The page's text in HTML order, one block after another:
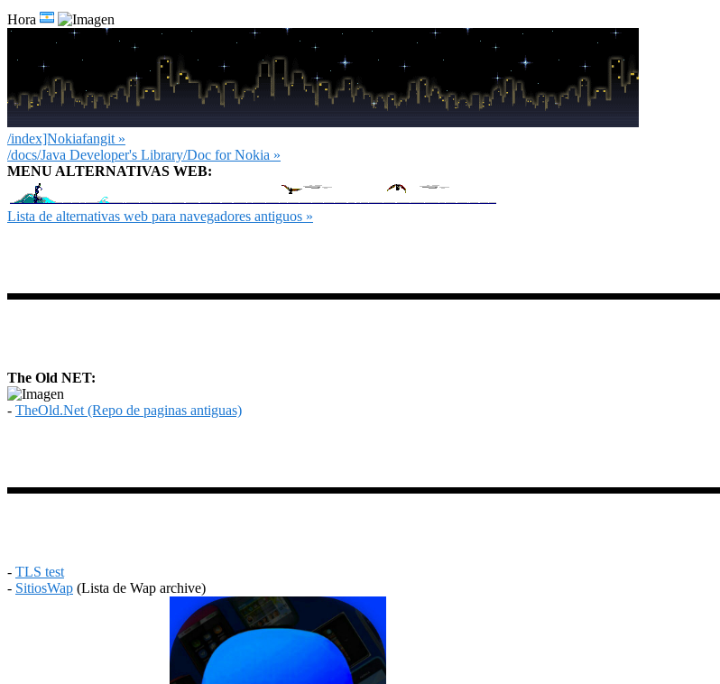
Hora
/index]Nokiafangit »
/docs/Java Developer's Library/Doc for Nokia »
MENU ALTERNATIVAS WEB:
Lista de alternativas web para navegadores antiguos »
The Old NET:
- TheOld.Net (Repo de paginas antiguas)
- TLS test
- SitiosWap (Lista de Wap archive)